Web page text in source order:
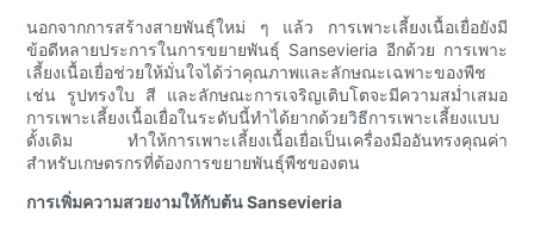
นอกจากการสร้างสายพันธุ์ใหม่ ๆ แล้ว การเพาะเลี้ยงเนื้อเยื่อยังมี
ข้อดีหลายประการในการขยายพันธุ์ Sansevieria อีกด้วย การเพาะ
เลี้ยงเนื้อเยื่อช่วยให้มั่นใจได้ว่าคุณภาพและลักษณะเฉพาะของพืช
เช่น รูปทรงใบ สี และลักษณะการเจริญเติบโตจะมีความสม่ำเสมอ
การเพาะเลี้ยงเนื้อเยื่อในระดับนี้ทำได้ยากด้วยวิธีการเพาะเลี้ยงแบบ
ดั้งเดิม ทำให้การเพาะเลี้ยงเนื้อเยื่อเป็นเครื่องมืออันทรงคุณค่า
สำหรับเกษตรกรที่ต้องการขยายพันธุ์พืชของตน
การเพิ่มความสวยงามให้กับต้น Sansevieria